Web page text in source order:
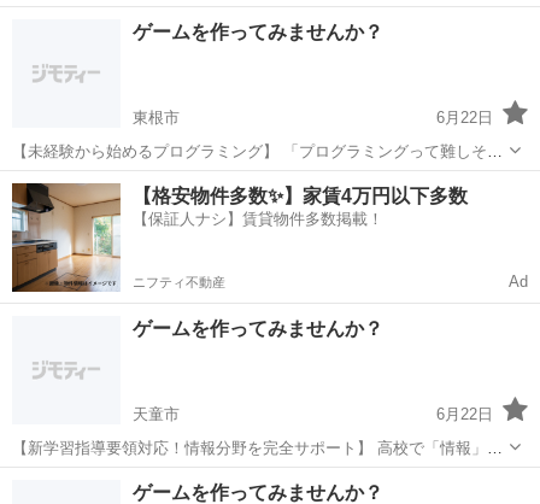
験しよう。 ゲーム制作コースの内容 Scratchという初心者向けプログ
ラミング言語を使って、 シューティングゲームやアクションゲームな
尾花沢市 プログラミング
ゲームを作ってみませんか？
東根市
6月22日
【未経験から始めるプログラミング】 「プログラミングって難しそ
う...」そんなイメージを払拭します！ 当塾が選ばれる理由 初心者向け
の丁寧な指導 つまずきやすいポイントも詳しく解説 楽しいゲーム制
作...
山形 東根市 プログラミング 未経験
【格安物件多数✨】家賃4万円以下多数
【保証人ナシ】賃貸物件多数掲載！
ニフティ不動産 Ad
ゲームを作ってみませんか？
天童市
6月22日
【新学習指導要領対応！情報分野を完全サポート】 高校で「情報」が
必修化されました。 プログラミングの基礎をしっかり身につけましょ
プログラミング 思考力
ゲームを作ってみませんか？